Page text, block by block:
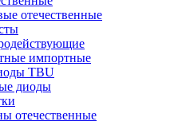
отечественные
импортные
TBU
диоды
отечественные